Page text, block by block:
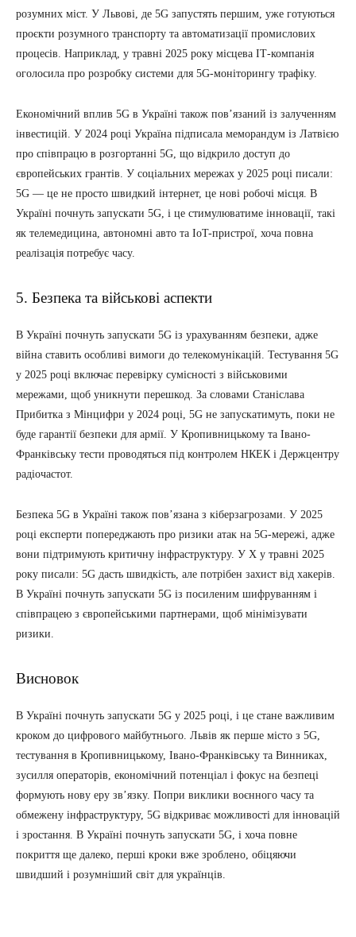
розумних міст. У Львові, де 5G запустять першим, уже готуються
проєкти розумного транспорту та автоматизації промислових
процесів. Наприклад, у травні 2025 року місцева ІТ-компанія
оголосила про розробку системи для 5G-моніторингу трафіку.
Економічний вплив 5G в Україні також пов’язаний із залученням
інвестицій. У 2024 році Україна підписала меморандум із Латвією
про співпрацю в розгортанні 5G, що відкрило доступ до
європейських грантів. У соціальних мережах у 2025 році писали:
5G — це не просто швидкий інтернет, це нові робочі місця. В
Україні почнуть запускати 5G, і це стимулюватиме інновації, такі
як телемедицина, автономні авто та IoT-пристрої, хоча повна
реалізація потребує часу.
5. Безпека та військові аспекти
В Україні почнуть запускати 5G із урахуванням безпеки, адже
війна ставить особливі вимоги до телекомунікацій. Тестування 5G
у 2025 році включає перевірку сумісності з військовими
мережами, щоб уникнути перешкод. За словами Станіслава
Прибитка з Мінцифри у 2024 році, 5G не запускатимуть, поки не
буде гарантії безпеки для армії. У Кропивницькому та Івано-
Франківську тести проводяться під контролем НКЕК і Держцентру
радіочастот.
Безпека 5G в Україні також пов’язана з кіберзагрозами. У 2025
році експерти попереджають про ризики атак на 5G-мережі, адже
вони підтримують критичну інфраструктуру. У X у травні 2025
року писали: 5G дасть швидкість, але потрібен захист від хакерів.
В Україні почнуть запускати 5G із посиленим шифруванням і
співпрацею з європейськими партнерами, щоб мінімізувати
ризики.
Висновок
В Україні почнуть запускати 5G у 2025 році, і це стане важливим
кроком до цифрового майбутнього. Львів як перше місто з 5G,
тестування в Кропивницькому, Івано-Франківську та Винниках,
зусилля операторів, економічний потенціал і фокус на безпеці
формують нову еру зв’язку. Попри виклики воєнного часу та
обмежену інфраструктуру, 5G відкриває можливості для інновацій
і зростання. В Україні почнуть запускати 5G, і хоча повне
покриття ще далеко, перші кроки вже зроблено, обіцяючи
швидший і розумніший світ для українців.